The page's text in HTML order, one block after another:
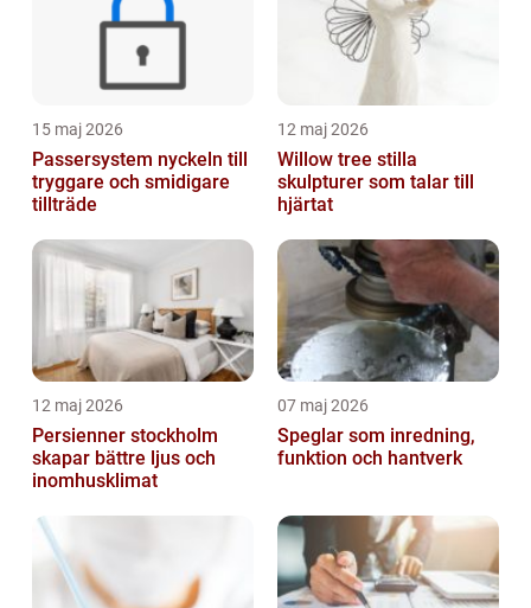
15 maj 2026
Passersystem nyckeln till
tryggare och smidigare
tillträde
12 maj 2026
Willow tree stilla
skulpturer som talar till
hjärtat
12 maj 2026
Persienner stockholm
skapar bättre ljus och
inomhusklimat
07 maj 2026
Speglar som inredning,
funktion och hantverk